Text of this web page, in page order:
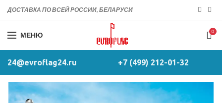
ДОСТАВКА ПО ВСЕЙ РОССИИ, БЕЛАРУСИ
МЕНЮ 0
24@evroflag24.ru +7 (499) 212-01-32